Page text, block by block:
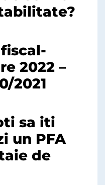
2022 –
2021
sa iti
un PFA
de